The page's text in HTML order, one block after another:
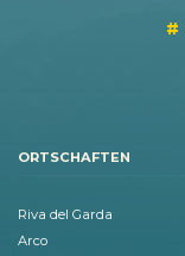
ORTSCHAFTEN
Riva del Garda
Arco